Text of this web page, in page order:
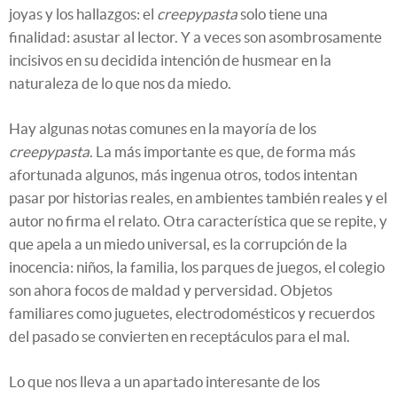
joyas y los hallazgos: el creepypastasolo tiene una
finalidad: asustar al lector. Y a veces son asombrosamente
incisivos en su decidida intención de husmear en la
naturaleza de lo que nos da miedo.
Hay algunas notas comunes en la mayoría de los
creepypasta. La más importante es que, de forma más
afortunada algunos, más ingenua otros, todos intentan
pasar por historias reales, en ambientes también reales y el
autor no firma el relato. Otra característica que se repite, y
que apela a un miedo universal, es la corrupción de la
inocencia: niños, la familia, los parques de juegos, el colegio
son ahora focos de maldad y perversidad. Objetos
familiares como juguetes, electrodomésticos y recuerdos
del pasado se convierten en receptáculos para el mal.
Lo que nos lleva a un apartado interesante de los